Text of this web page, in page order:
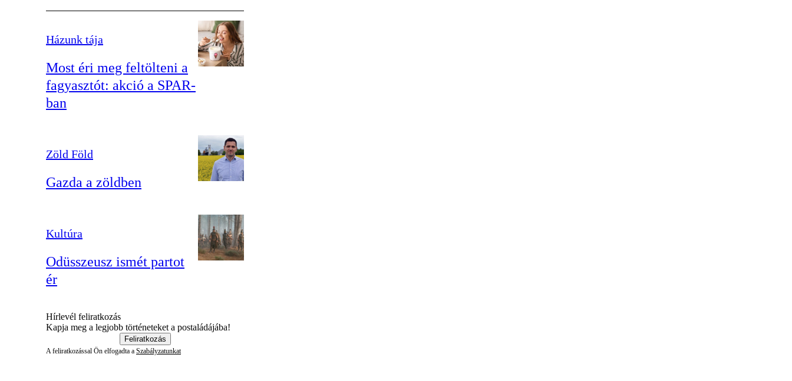
Házunk tája
Most éri meg feltölteni a
fagyasztót: akció a SPAR-
ban
Zöld Föld
Gazda a zöldben
Kultúra
Odüsszeusz ismét partot
ér
Hírlevél feliratkozás
Kapja meg a legjobb történeteket a postaládájába!
Feliratkozás
A feliratkozással Ön elfogadta a Szabályzatunkat